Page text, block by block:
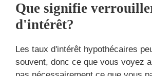
Que signifie
d'intérêt?
Les taux d'intérêt hypothécaires
souvent, donc ce que vous voyez